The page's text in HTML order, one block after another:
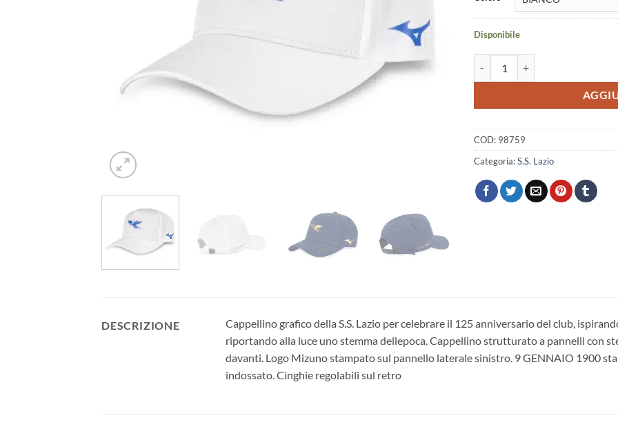
Disponibile
COD: 98759
Categoria:S.S. Lazio
DESCRIZIONE
Cappellino grafico della S.S. Lazio per celebrare il 125 anniversario del club,
riportando alla luce uno stemma dellepoca. Cappellino strutturato a pannelli con
davanti. Logo Mizuno stampato sul pannello laterale sinistro. 9 GENNAIO 1900
indossato. Cinghie regolabili sul retro